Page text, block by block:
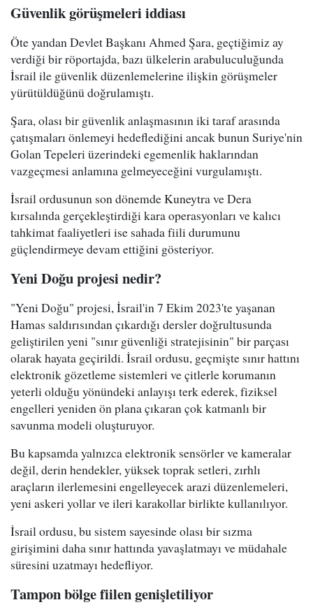
Güvenlik görüşmeleri iddiası
Öte yandan Devlet Başkanı Ahmed Şara, geçtiğimiz ay
verdiği bir röportajda, bazı ülkelerin arabuluculuğunda
İsrail ile güvenlik düzenlemelerine ilişkin görüşmeler
yürütüldüğünü doğrulamıştı.
Şara, olası bir güvenlik anlaşmasının iki taraf arasında
çatışmaları önlemeyi hedeflediğini ancak bunun Suriye'nin
Golan Tepeleri üzerindeki egemenlik haklarından
vazgeçmesi anlamına gelmeyeceğini vurgulamıştı.
İsrail ordusunun son dönemde Kuneytra ve Dera
kırsalında gerçekleştirdiği kara operasyonları ve kalıcı
tahkimat faaliyetleri ise sahada fiili durumunu
güçlendirmeye devam ettiğini gösteriyor.
Yeni Doğu projesi nedir?
"Yeni Doğu" projesi, İsrail'in 7 Ekim 2023'te yaşanan
Hamas saldırısından çıkardığı dersler doğrultusunda
geliştirilen yeni "sınır güvenliği stratejisinin" bir parçası
olarak hayata geçirildi. İsrail ordusu, geçmişte sınır hattını
elektronik gözetleme sistemleri ve çitlerle korumanın
yeterli olduğu yönündeki anlayışı terk ederek, fiziksel
engelleri yeniden ön plana çıkaran çok katmanlı bir
savunma modeli oluşturuyor.
Bu kapsamda yalnızca elektronik sensörler ve kameralar
değil, derin hendekler, yüksek toprak setleri, zırhlı
araçların ilerlemesini engelleyecek arazi düzenlemeleri,
yeni askeri yollar ve ileri karakollar birlikte kullanılıyor.
İsrail ordusu, bu sistem sayesinde olası bir sızma
girişimini daha sınır hattında yavaşlatmayı ve müdahale
süresini uzatmayı hedefliyor.
Tampon bölge fiilen genişletiliyor